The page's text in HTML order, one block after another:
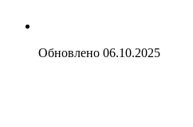
Обновлено 06.10.2025